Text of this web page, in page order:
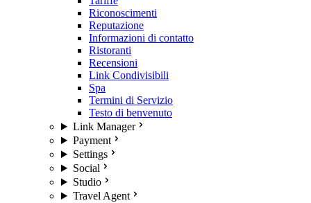
Riconoscimenti
Reputazione
Informazioni di contatto
Ristoranti
Recensioni
Link Condivisibili
Spa
Termini di Servizio
Testo di benvenuto
Link Manager
Payment
Settings
Social
Studio
Travel Agent